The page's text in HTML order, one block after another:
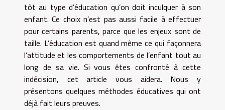
tôt au type d’éducation qu’on doit inculquer à son
enfant. Ce choix n’est pas aussi facile à effectuer
pour certains parents, parce que les enjeux sont de
taille. L’éducation est quand même ce qui façonnera
l’attitude et les comportements de l’enfant tout au
long de sa vie. Si vous êtes confronté à cette
indécision, cet article vous aidera. Nous y
présentons quelques méthodes éducatives qui ont
déjà fait leurs preuves.